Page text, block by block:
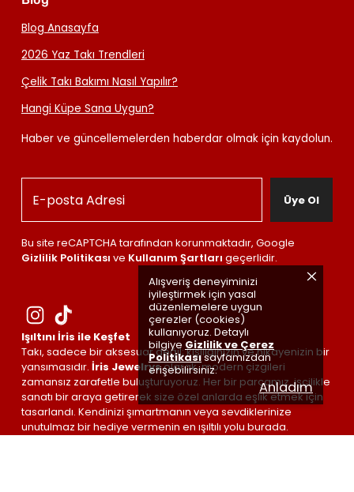
Alışveriş deneyiminizi
iyileştirmek için yasal
düzenlemelere uygun
çerezler (cookies)
kullanıyoruz. Detaylı
bilgiye Gizlilik ve Çerez
Politikasısayfamızdan
erişebilirsiniz.
Anladım
Blog Anasayfa
2026 Yaz Takı Trendleri
Çelik Takı Bakımı Nasıl Yapılır?
Hangi Küpe Sana Uygun?
Haber ve güncellemelerden haberdar olmak için kaydolun.
Üye Ol
Bu site reCAPTCHA tarafından korunmaktadır, Google
Gizlilik Politikası ve Kullanım Şartları geçerlidir.
Işıltını İris ile Keşfet
Takı, sadece bir aksesuar değil; kişiliğinizin ve hikayenizin bir
yansımasıdır. İris Jewelrysolarak, modern çizgileri
zamansız zarafetle buluşturuyoruz. Her bir parçamız, işçilikle
sanatı bir araya getirerek size özel anlarda eşlik etmek için
tasarlandı. Kendinizi şımartmanın veya sevdiklerinize
unutulmaz bir hediye vermenin en ışıltılı yolu burada.